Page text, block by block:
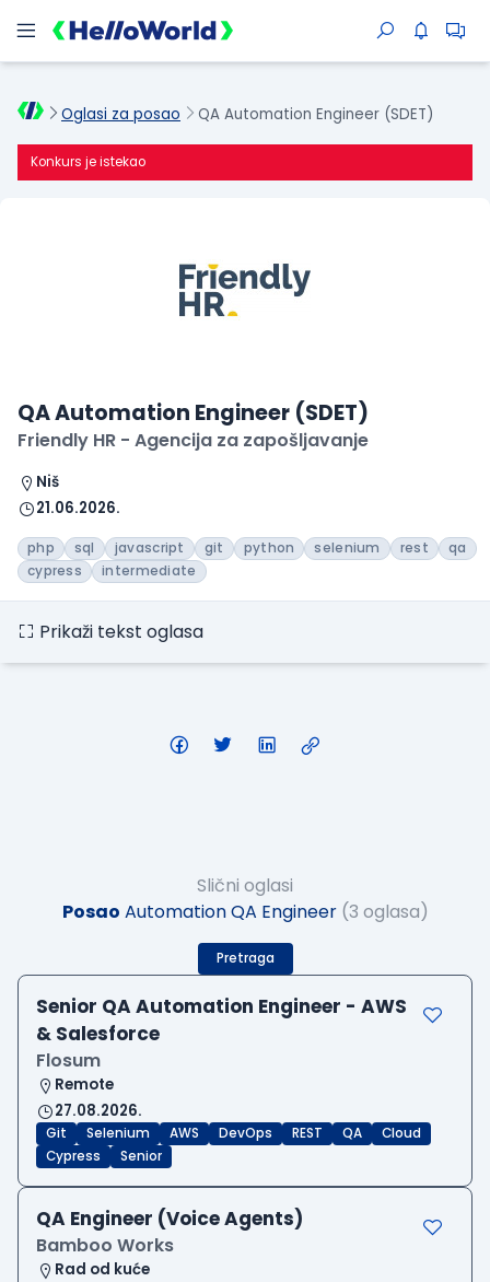
Oglasi za posao QA Automation Engineer (SDET)
Konkurs je istekao
QA Automation Engineer (SDET)
Friendly HR - Agencija za zapošljavanje
Niš
21.06.2026.
php sql javascript git python selenium rest
qa
cypress
intermediate
Prikaži tekst oglasa
Slični oglasi
Posao Automation QA Engineer (3 oglasa)
Pretraga
Senior QA Automation Engineer - AWS
& Salesforce
Flosum
Remote
27.08.2026.
Git Selenium AWS DevOps REST QA
Cloud
Cypress
Senior
QA Engineer (Voice Agents)
Bamboo Works
Rad od kuće